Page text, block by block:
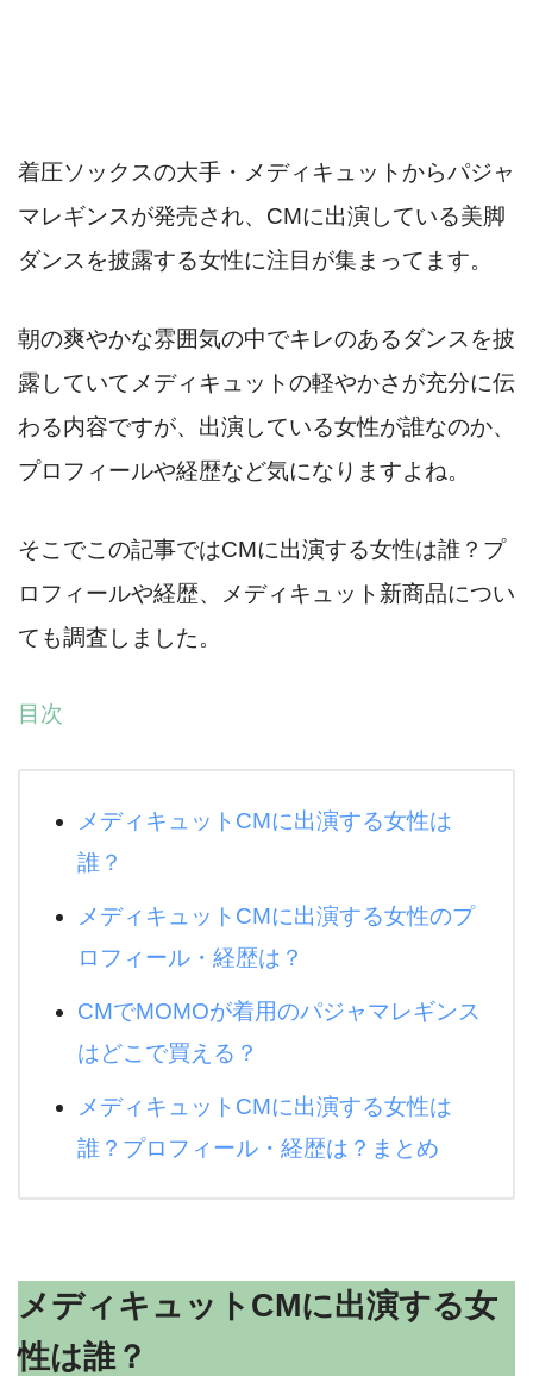
着圧ソックスの大手・メディキュットからパジャ
マレギンスが発売され、CMに出演している美脚
ダンスを披露する女性に注目が集まってます。
朝の爽やかな雰囲気の中でキレのあるダンスを披
露していてメディキュットの軽やかさが充分に伝
わる内容ですが、出演している女性が誰なのか、
プロフィールや経歴など気になりますよね。
そこでこの記事ではCMに出演する女性は誰？プ
ロフィールや経歴、メディキュット新商品につい
ても調査しました。
目次
メディキュットCMに出演する女性は
誰？
メディキュットCMに出演する女性のプ
ロフィール・経歴は？
CMでMOMOが着用のパジャマレギンス
はどこで買える？
メディキュットCMに出演する女性は
誰？プロフィール・経歴は？まとめ
メディキュットCMに出演する女
性は誰？